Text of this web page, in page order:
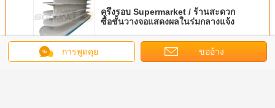
ครึ่งรอบ Supermarket / ร้านสะดวก
ซื้อชั้นวางจอแสดงผลในร่มกลางแจ้ง
চালিয়ে
การพูดคุย ขออ้าง